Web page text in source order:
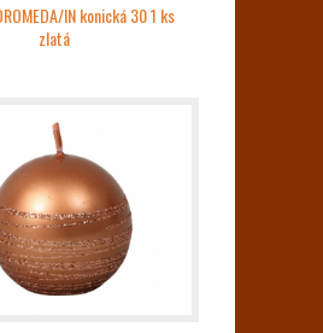
IN konická 30 1 ks
zlatá